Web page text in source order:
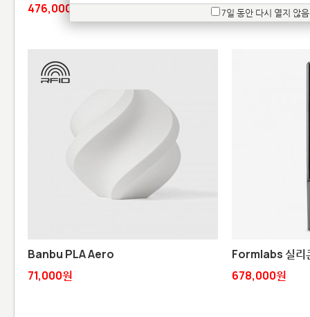
476,000원
품절
Banbu PLA Aero
71,000원
Formlabs 실리
678,000원
7일 동안 다시 열지 않음